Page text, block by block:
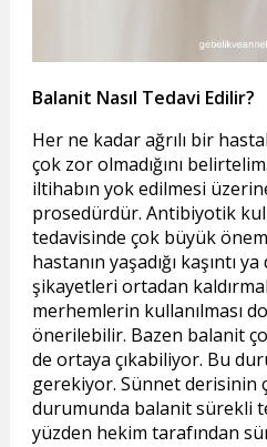
Balanit Nasıl Tedavi Edilir?
Her ne kadar ağrılı bir
çok zor olmadığını
iltihabın yok edilmesi
prosedürdür. Antibiyotik
tedavisinde çok büyük
hastanın yaşadığı kaşıntı
şikayetleri ortadan
merhemlerin kullanılması
önerilebilir. Bazen balanit
de ortaya çıkabiliyor. Bu
gerekiyor. Sünnet derisinin
durumunda balanit sürekli
yüzden hekim tarafından